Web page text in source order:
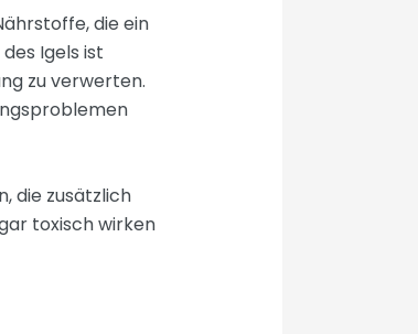
die ein
Igels ist
zu verwerten.
die zusätzlich
toxisch wirken